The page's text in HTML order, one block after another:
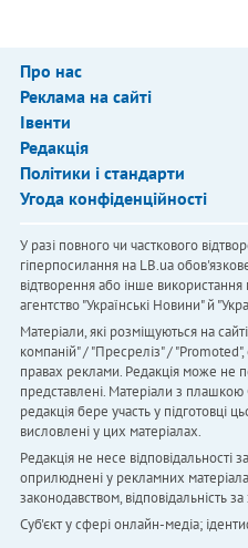
Про нас
Реклама на сайті
Івенти
Редакція
Політики і стандарти
Угода конфіденційності
У разі повного чи часткового
гіперпосилання на LB.ua
відтворення або інше використання
агентство "Українськi Новини" й
Матеріали, які розміщуються на
компаній" / "Пресреліз" /
правах реклами. Редакція може не
представлені. Матеріали з
редакція бере участь у підготовці
висловлені у цих матеріалах.
Редакція не несе відповідальності
оприлюднені у рекламних
законодавством, відповідальність
Cуб'єкт у сфері онлайн-медіа;